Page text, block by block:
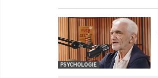
PSYCHOLOGIE